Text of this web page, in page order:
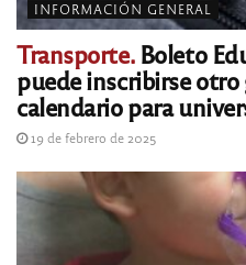
INFORMACIÓN GENERAL
Transporte.Boleto
puede inscribirse otro
calendario para
19 de febrero de 2025